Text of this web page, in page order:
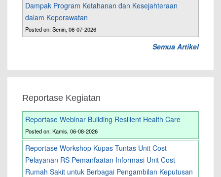
Dampak Program Ketahanan dan Kesejahteraan
dalam Keperawatan
Posted on: Senin, 06-07-2026
Semua Artikel
Reportase Kegiatan
Reportase Webinar Building Resilient Health Care
Posted on: Kamis, 06-08-2026
Reportase Workshop Kupas Tuntas Unit Cost
Pelayanan RS Pemanfaatan Informasi Unit Cost
Rumah Sakit untuk Berbagai Pengambilan Keputusan